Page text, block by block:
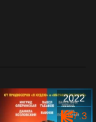
2022
7.3